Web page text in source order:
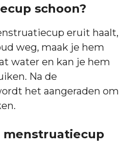
schoon?
eruit haalt,
weg, maak je hem
water en kan je hem
Na de
het aangeraden om
menstruatiecup